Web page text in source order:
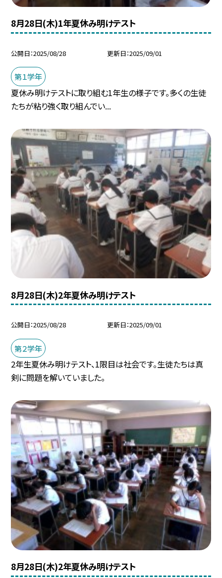
8月28日(木)1年夏休み明けテスト
公開日 2025/08/28 更新日 2025/09/01
第１学年
夏休み明けテストに取り組む1年生の様子です。多くの生徒
たちが粘り強く取り組んでい...
8月28日(木)2年夏休み明けテスト
公開日 2025/08/28 更新日 2025/09/01
第２学年
2年生夏休み明けテスト、1限目は社会です。生徒たちは真
剣に問題を解いていました。
8月28日(木)2年夏休み明けテスト